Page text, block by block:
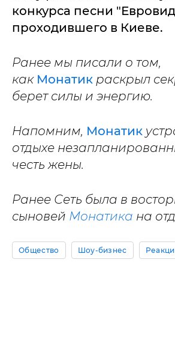
конкурса песни
проходившего в Киеве.
Ранее мы писали о том,
как Монатик раскрыл
берет силы и энергию.
Напомним, Монатик
отдыхе
честь жены.
Ранее Сеть была в
сыновей Монатика на
Общество Шоу-бизнес